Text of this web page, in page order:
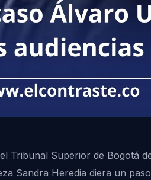
Superior de Bogotá
Sandra Heredia diera un